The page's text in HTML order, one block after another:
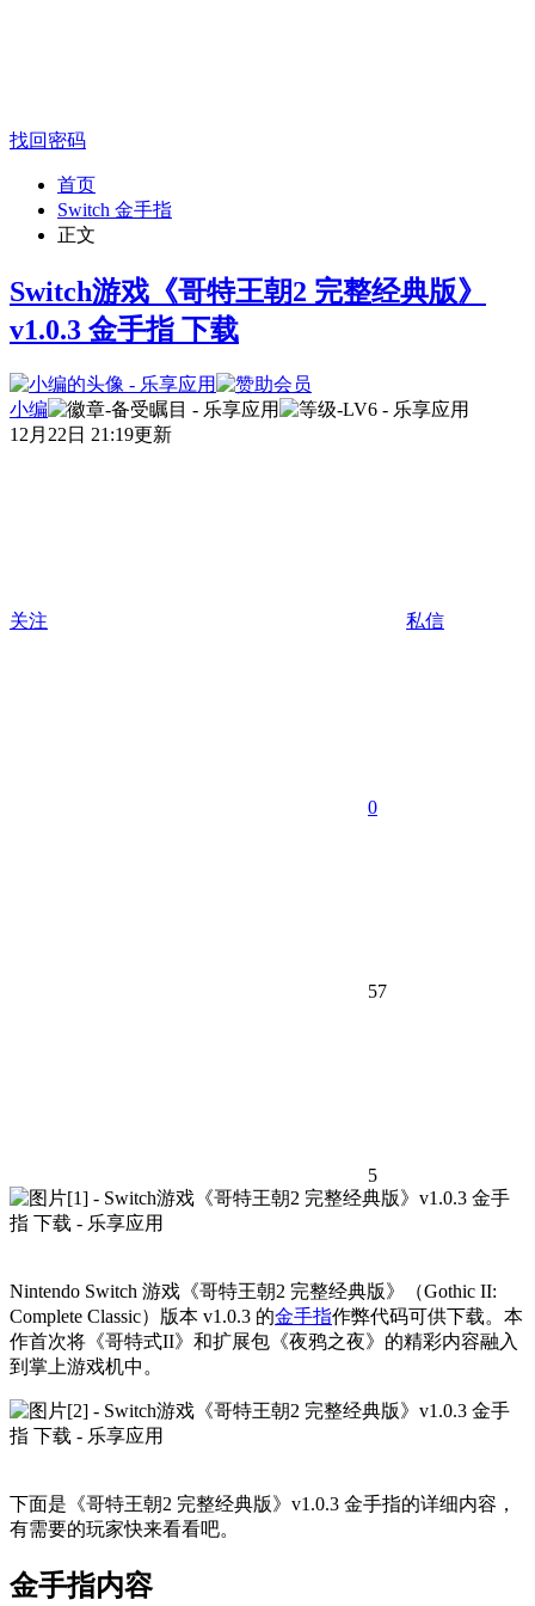
找回密码
首页
Switch 金手指
正文
Switch游戏《哥特王朝2 完整经典版》
v1.0.3 金手指 下载
小编
12月22日 21:19更新
关注 私信
0
57
5
Nintendo Switch 游戏《哥特王朝2 完整经典版》（Gothic II:
Complete Classic）版本 v1.0.3 的金手指作弊代码可供下载。本
作首次将《哥特式II》和扩展包《夜鸦之夜》的精彩内容融入
到掌上游戏机中。
下面是《哥特王朝2 完整经典版》v1.0.3 金手指的详细内容，
有需要的玩家快来看看吧。
金手指内容